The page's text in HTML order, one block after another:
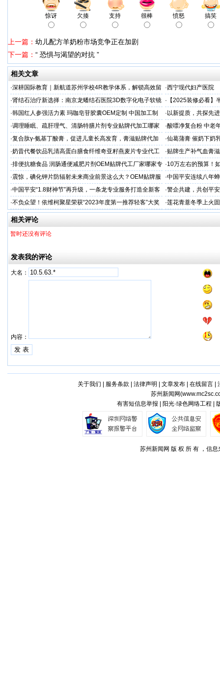
惊讶 欠揍 支持 很棒 愤怒 搞笑
上一篇： 幼儿配方羊奶粉市场竞争正在加剧
下一篇： “ 恐惧与渴望的对抗 ”
相关文章
·深耕国际教育｜新航道苏州学校4R教学体系，解锁高效留
学备考之路
·西宁现代妇产医院
·肾结石治疗新选择：南京龙蟠结石医院3D数字化电子软镜
保肾取石术
· 【2025装修必看
你省下3万冤枉钱！
·韩国红人参强活力素 玛咖皂苷胶囊OEM定制 中国加工制
造商
· 以新提质，共探先
·调理睡眠、疏肝理气、清肠特膳片剂专业贴牌代加工哪家
专业
·酸嘌净复合粉 中老
·复合肽γ-氨基丁酸膏，促进儿童长高发育，膏滋贴牌代加
工厂家
·仙葛蒲膏 催奶下奶
家
·奶昔代餐饮品乳清高蛋白膳食纤维奇亚籽燕麦片专业代工
厂家
·贴牌生产补气血膏
·排便抗糖食品 润肠通便减肥片剂OEM贴牌代工厂家哪家专
业
·10万左右的预算！
·震惊，碘化钾片防辐射未来商业前景这么大？OEM贴牌服
务商
·中国平安连续八年
品牌"
·中国平安“1.8财神节”再升级，一条龙专业服务打造全新客
户体验
·警企共建，共创平
人才专项培训
·不负众望！依维柯聚星荣获“2023年度第一推荐轻客”大奖 ·莲花青薏冬季上火
工厂
相关评论
暂时还没有评论
发表我的评论
大名：
内容：
关于我们 服务条款 法律声明 文章发布| 在线留言|
苏州新闻网(
有害短信息举报 | 阳光·绿色网络工程 |
苏州新闻网 版 权 所 有 ，信